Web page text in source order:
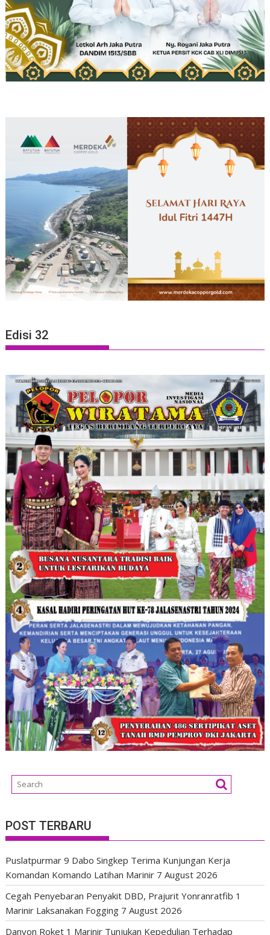
Edisi 32
POST TERBARU
Puslatpurmar 9 Dabo Singkep Terima Kunjungan Kerja
Komandan Komando Latihan Marinir 7 August 2026
Cegah Penyebaran Penyakit DBD, Prajurit Yonranratfib 1
Marinir Laksanakan Fogging 7 August 2026
Danyon Roket 1 Marinir Tunjukan Kepedulian Terhadap